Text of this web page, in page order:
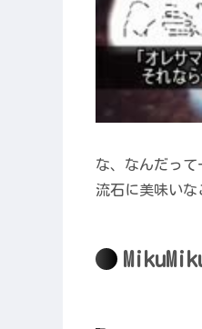
な、なんだって
流石に美味いな